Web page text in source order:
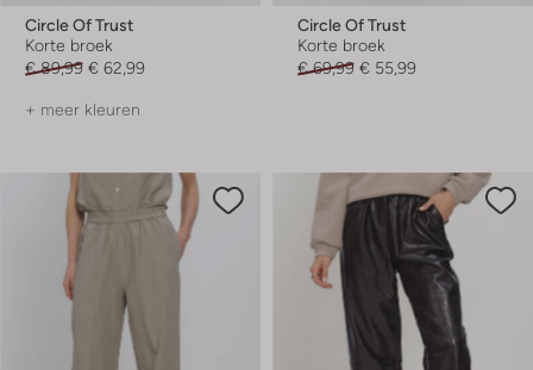
Circle Of Trust
Korte broek
€ 89,99 € 62,99
+ meer kleuren
Circle Of Trust
Korte broek
€ 69,99 € 55,99